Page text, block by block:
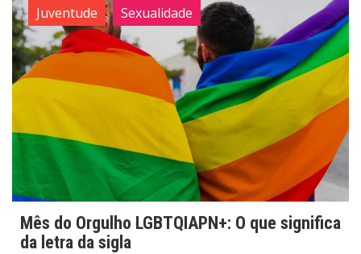
Juventude Sexualidade
Mês do Orgulho LGBTQIAPN+: O que significa
da letra da sigla